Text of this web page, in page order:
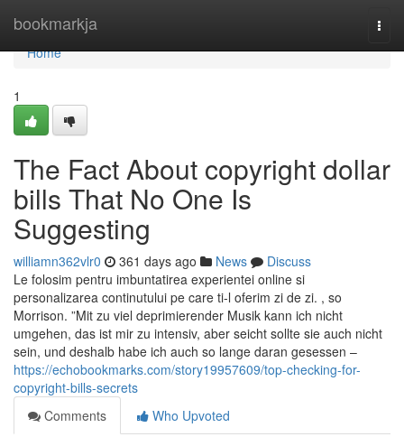
bookmarkja
Home
Home
1
The Fact About copyright dollar
bills That No One Is
Suggesting
williamn362vlr0 361 days ago News
Discuss
Le folosim pentru imbuntatirea experientei online si
personalizarea continutului pe care ti-l oferim zi de zi. , so
Morrison. ”Mit zu viel deprimierender Musik kann ich nicht
umgehen, das ist mir zu intensiv, aber seicht sollte sie auch nicht
sein, und deshalb habe ich auch so lange daran gesessen –
https://echobookmarks.com/story19957609/top-checking-for-
copyright-bills-secrets
Comments
Who Upvoted